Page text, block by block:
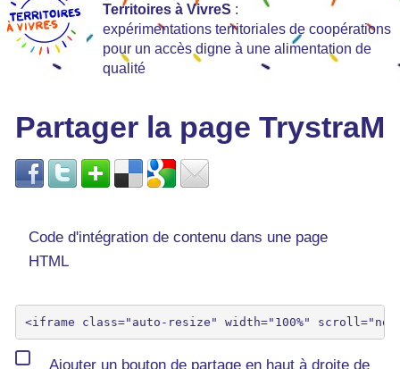
Territoires à VivreS :
expérimentations territoriales de coopérations
pour un accès digne à une alimentation de
qualité
Partager la page TrystraM
Code d'intégration de contenu dans une page
HTML
Ajouter un bouton de partage en haut à droite de